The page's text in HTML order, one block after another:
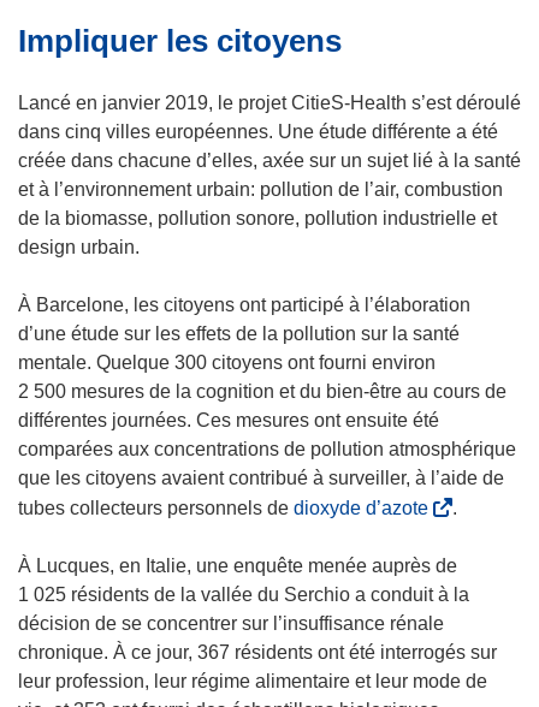
e
e
n
e
)
l
e
e
Impliquer les citoyens
Lancé en janvier 2019, le projet CitieS-Health s’est déroulé
dans cinq villes européennes. Une étude différente a été
créée dans chacune d’elles, axée sur un sujet lié à la santé
et à l’environnement urbain: pollution de l’air, combustion
de la biomasse, pollution sonore, pollution industrielle et
design urbain.
À Barcelone, les citoyens ont participé à l’élaboration
d’une étude sur les effets de la pollution sur la santé
mentale. Quelque 300 citoyens ont fourni environ
2 500 mesures de la cognition et du bien-être au cours de
différentes journées. Ces mesures ont ensuite été
comparées aux concentrations de pollution atmosphérique
que les citoyens avaient contribué à surveiller, à l’aide de
tubes collecteurs personnels de dioxyde d’azote(
’
o
u
v
r
.
À Lucques, en Italie, une enquête menée auprès de
1 025 résidents de la vallée du Serchio a conduit à la
décision de se concentrer sur l’insuffisance rénale
chronique. À ce jour, 367 résidents ont été interrogés sur
leur profession, leur régime alimentaire et leur mode de